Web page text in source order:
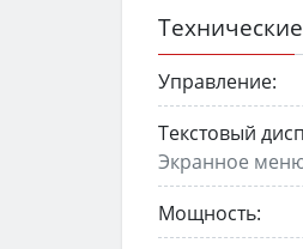
Управление:
Текстовый
Экранное
Мощность: